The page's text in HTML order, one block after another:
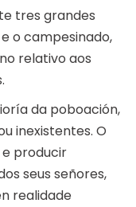
tres grandes
o campesinado,
relativo aos
da poboación,
inexistentes. O
producir
seus señores,
realidade